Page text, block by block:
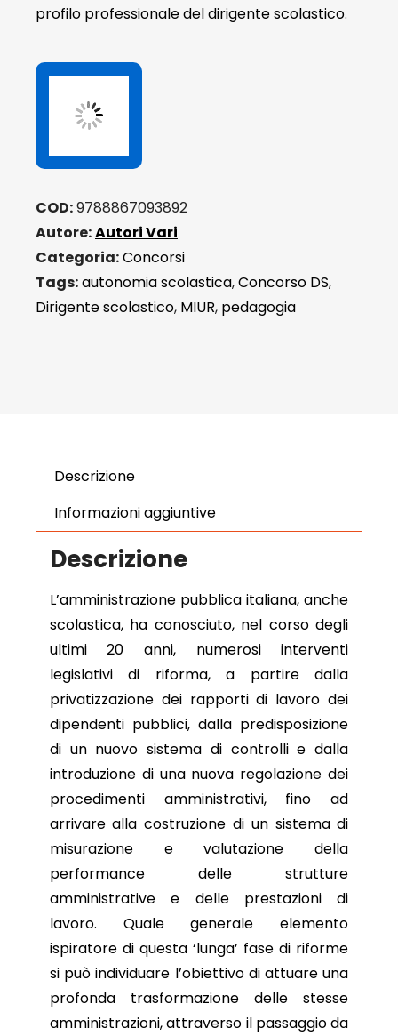
profilo professionale del dirigente scolastico.
COD:9788867093892
Autore:Autori Vari
Categoria:Concorsi
Tags:autonomia scolastica,Concorso DS,
Dirigente scolastico, MIUR, pedagogia
Descrizione
Informazioni aggiuntive
Descrizione
L’amministrazione pubblica italiana, anche
scolastica, ha conosciuto, nel corso degli
ultimi 20 anni, numerosi interventi
legislativi di riforma, a partire dalla
privatizzazione dei rapporti di lavoro dei
dipendenti pubblici, dalla predisposizione
di un nuovo sistema di controlli e dalla
introduzione di una nuova regolazione dei
procedimenti amministrativi, fino ad
arrivare alla costruzione di un sistema di
misurazione e valutazione della
performance delle strutture
amministrative e delle prestazioni di
lavoro. Quale generale elemento
ispiratore di questa ‘lunga’ fase di riforme
si può individuare l’obiettivo di attuare una
profonda trasformazione delle stesse
amministrazioni, attraverso il passaggio da